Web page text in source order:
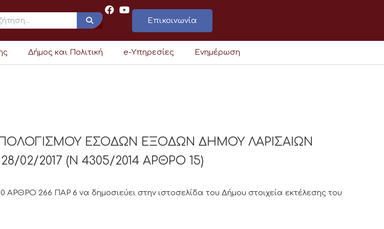
Επικοινωνία
Δήμος και Πολιτική e-Υπηρεσίες Ενημέρωση
ΕΣΟΔΩΝ ΕΞΟΔΩΝ ΔΗΜΟΥ ΛΑΡΙΣΑΙΩΝ
02/2017 (Ν 4305/2014 ΑΡΘΡΟ 15)
266 ΠΑΡ 6 να δημοσιεύει στην ιστοσελίδα του Δήμου στοιχεία εκτέλεσης του